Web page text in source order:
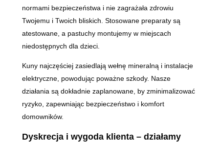
normami bezpieczeństwa i nie zagrażała zdrowiu
Twojemu i Twoich bliskich. Stosowane preparaty są
atestowane, a pastuchy montujemy w miejscach
niedostępnych dla dzieci.
Kuny najczęściej zasiedlają wełnę mineralną i instalacje
elektryczne, powodując poważne szkody. Nasze
działania są dokładnie zaplanowane, by zminimalizować
ryzyko, zapewniając bezpieczeństwo i komfort
domowników.
Dyskrecja i wygoda klienta – działamy